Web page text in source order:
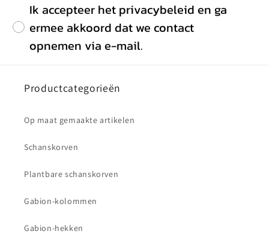
Ik accepteer het privacybeleid en ga
ermee akkoord dat we contact
opnemen via e-mail.
Productcategorieën
Op maat gemaakte artikelen
Schanskorven
Plantbare schanskorven
Gabion-kolommen
Gabion-hekken